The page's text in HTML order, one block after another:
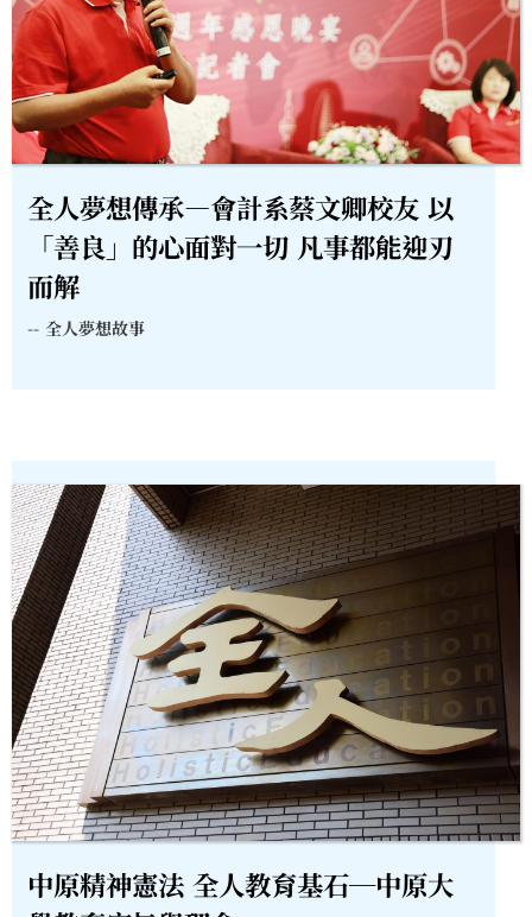
全人夢想傳承—會計系蔡文卿校友 以
「善良」的心面對一切 凡事都能迎刃
而解
-- 全人夢想故事
中原精神憲法 全人教育基石─中原大